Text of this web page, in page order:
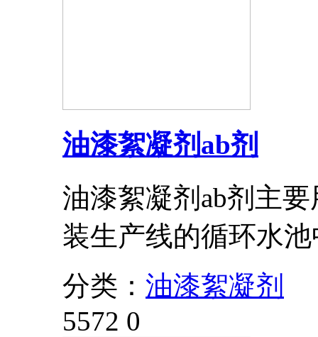
油漆絮凝剂ab剂
油漆絮凝剂ab剂主
装生产线的循环水
分类： 油漆絮凝剂
5572 0